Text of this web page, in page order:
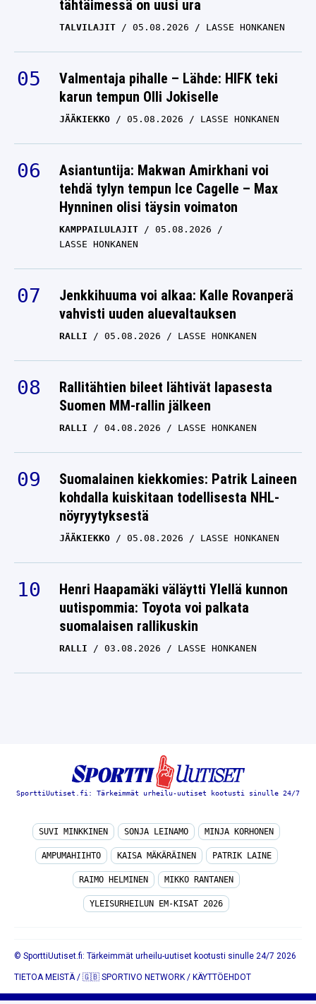
tähtäimessä on uusi ura
TALVILAJIT 05.08.2026 LASSE HONKANEN
Valmentaja pihalle – Lähde: HIFK teki
karun tempun Olli Jokiselle
JÄÄKIEKKO 05.08.2026 LASSE HONKANEN
Asiantuntija: Makwan Amirkhani voi
tehdä tylyn tempun Ice Cagelle – Max
Hynninen olisi täysin voimaton
KAMPPAILULAJIT
05.08.2026
LASSE HONKANEN
Jenkkihuuma voi alkaa: Kalle Rovanperä
vahvisti uuden aluevaltauksen
RALLI 05.08.2026 LASSE HONKANEN
Rallitähtien bileet lähtivät lapasesta
Suomen MM-rallin jälkeen
RALLI 04.08.2026 LASSE HONKANEN
Suomalainen kiekkomies: Patrik Laineen
kohdalla kuiskitaan todellisesta NHL-
nöyryytyksestä
JÄÄKIEKKO 05.08.2026 LASSE HONKANEN
Henri Haapamäki väläytti Ylellä kunnon
uutispommia: Toyota voi palkata
suomalaisen rallikuskin
RALLI 03.08.2026 LASSE HONKANEN
SporttiUutiset.fi: Tärkeimmät urheilu-uutiset kootusti sinulle 24/7
SUVI MINKKINEN SONJA LEINAMO MINJA KORHONEN
AMPUMAHIIHTO KAISA MÄKÄRÄINEN PATRIK LAINE
RAIMO HELMINEN MIKKO RANTANEN
YLEISURHEILUN EM-KISAT 2026
© SporttiUutiset.fi: Tärkeimmät urheilu-uutiset kootusti sinulle 24/7 2026
TIETOA MEISTÄ/ 🇬🇧 SPORTIVO NETWORK / KÄYTTÖEHDOT